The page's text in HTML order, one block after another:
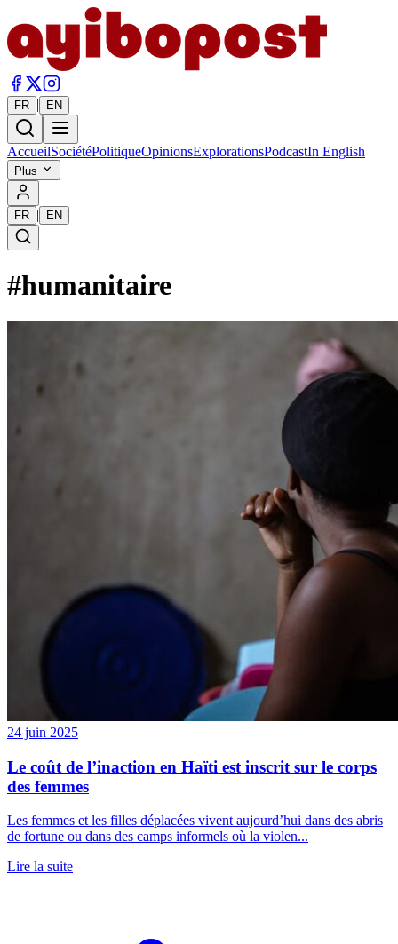
FR | EN
AccueilSociétéPolitiqueOpinionsExplorationsPodcastIn English
Plus
FR | EN
#humanitaire
24 juin 2025
Le coût de l’inaction en Haïti est inscrit sur le corps
des femmes
Les femmes et les filles déplacées vivent aujourd’hui dans des abris
de fortune ou dans des camps informels où la violen...
Lire la suite